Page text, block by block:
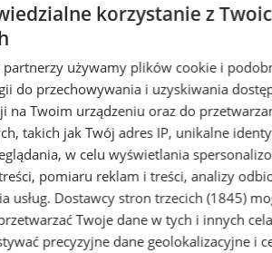
w Wodzisławskim
korzystanie z
partnerzy używamy plików cookie i
do przechowywania i uzyskiwania
na Twoim urządzeniu oraz do
takich jak Twój adres IP, unikalne
w celu wyświetlania
pomiaru reklam i treści, analizy
usług. Dostawcy stron trzecich (1845)
Twoje dane w tych i innych
precyzyjne dane geolokalizacyjne i